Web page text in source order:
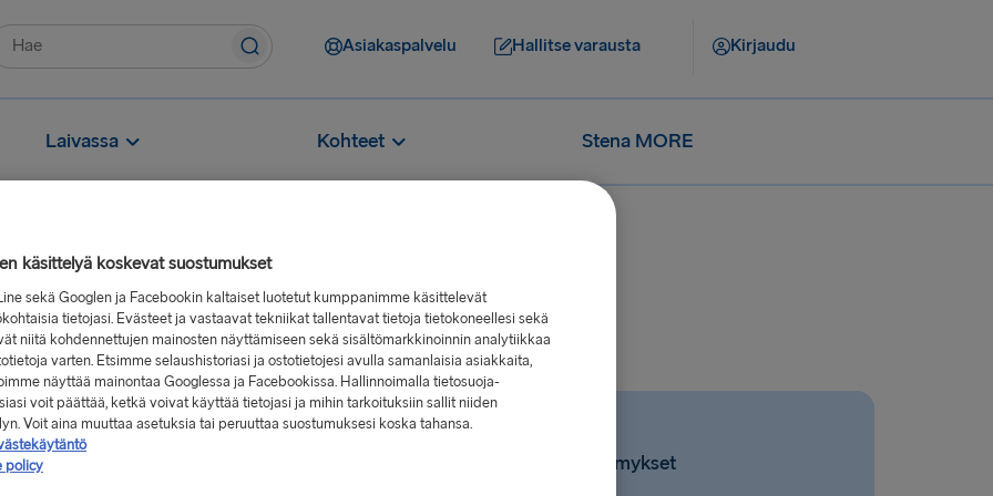
Asiakaspalvelu Hallitse varausta Kirjaudu
Laivassa Kohteet Stena MORE
lautoilla on?
esimerkiksi
tai kahvin äärellä,
hytissä ja paljon muuta.
Liittyvät kysymykset
käsittelyä koskevat suostumukset
sekä Googlen ja Facebookin kaltaiset luotetut kumppanimme käsittelevät
tietojasi. Evästeet ja vastaavat tekniikat tallentavat tietoja tietokoneellesi sekä
niitä kohdennettujen mainosten näyttämiseen sekä sisältömarkkinoinnin analytiikkaa
varten. Etsimme selaushistoriasi ja ostotietojesi avulla samanlaisia asiakkaita,
näyttää mainontaa Googlessa ja Facebookissa. Hallinnoimalla tietosuoja-
voit päättää, ketkä voivat käyttää tietojasi ja mihin tarkoituksiin sallit niiden
Voit aina muuttaa asetuksia tai peruuttaa suostumuksesi koska tahansa.
policy